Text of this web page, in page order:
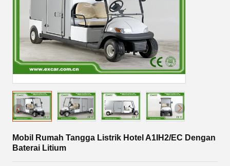
Mobil Rumah Tangga Listrik Hotel A1IH2/EC Dengan
Baterai Litium